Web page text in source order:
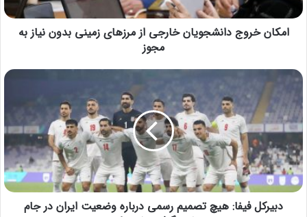
امکان خروج دانشجویان خارجی از مرزهای زمینی بدون نیاز به
مجوز
دبیرکل فیفا: هیچ تصمیم رسمی درباره وضعیت ایران در جام